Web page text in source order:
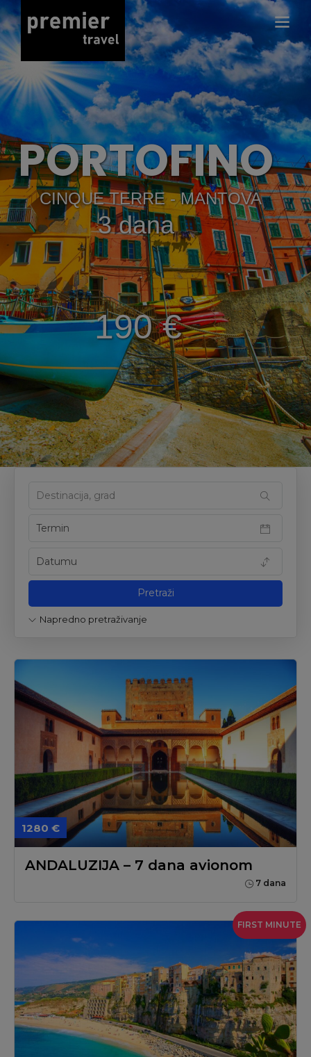
1280 €
7 dana avionom
Napredno pretraživanje
1280 €
ANDALUZIJA – 7 dana avionom
7 dana
FIRST MINUTE